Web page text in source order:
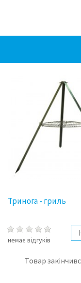
Тринога - гриль
немає відгуків
Товар